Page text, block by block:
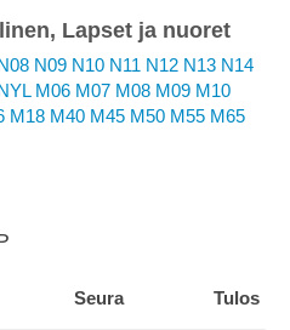
Lapset ja nuoret
N09 N10 N11 N12 N13 N14
M06 M07 M08 M09 M10
M18 M40 M45 M50 M55 M65
Seura Tulos